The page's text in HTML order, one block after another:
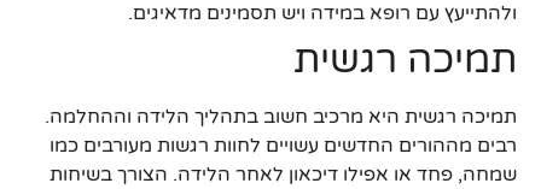
ולהתייעץ עם רופא במידה ויש תסמינים מדאיגים.
תמיכה רגשית
תמיכה רגשית היא מרכיב חשוב בתהליך הלידה וההחלמה.
רבים מההורים החדשים עשויים לחוות רגשות מעורבים כמו
שמחה, פחד או אפילו דיכאון לאחר הלידה. הצורך בשיחות